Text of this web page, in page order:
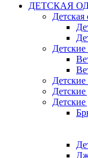
ДЕТСКАЯ
Детская
Детские
Детские